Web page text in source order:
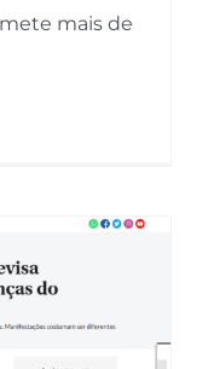
mais de
sintomas
do